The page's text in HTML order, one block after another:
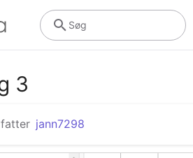
Søg
3
jann7298